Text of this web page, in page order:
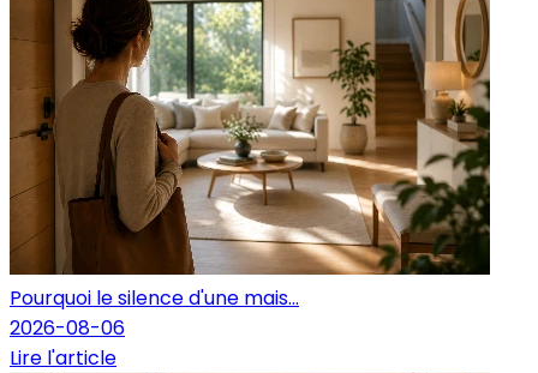
Pourquoi le silence d'une mais...
2026-08-06
Lire l'article